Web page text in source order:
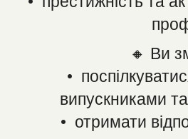
🔸 Ви
•
випускниками
• отримати